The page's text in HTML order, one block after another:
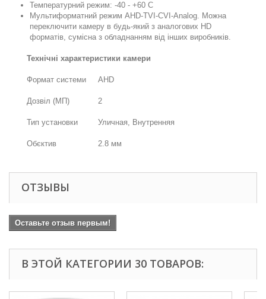
Температурний режим: -40 - +60 C
Мультиформатний режим AHD-TVI-CVI-Analog. Можна
переключити камеру в будь-який з аналогових HD
форматів, сумісна з обладнанням від інших виробників.
Технічні характеристики камери
Формат системи AHD
Дозвіл (МП) 2
Тип установки Уличная, Внутренняя
Обєктив 2.8 мм
ОТЗЫВЫ
Оставьте отзыв первым!
В ЭТОЙ КАТЕГОРИИ 30 ТОВАРОВ: